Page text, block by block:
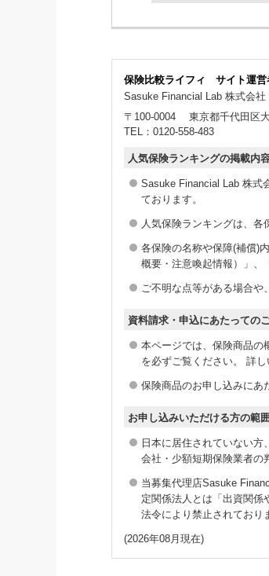
保険比較ライフィ サイト運営
Sasuke Financial Lab 株式会社
〒100-0004
東京都千代田区
TEL：0120-558-483
人気保険ランキングの掲載内
Sasuke Financial Lab 株式
ております。
人気保険ランキングは、
各保険の名称や保障(補償)
概要・注意喚起情報）」、
ご不明な点等がある場合
資料請求・申込にあたっての
本ページでは、保険商品の
を必ずご覧ください。 詳
保険商品のお申し込みにあ
お申し込みいただける方の範
日本に居住されていない
会社・少額短期保険業者の
当募集代理店Sasuke
定関係法人とは「出資関係
法令により禁止されており
(2026年08月現在)